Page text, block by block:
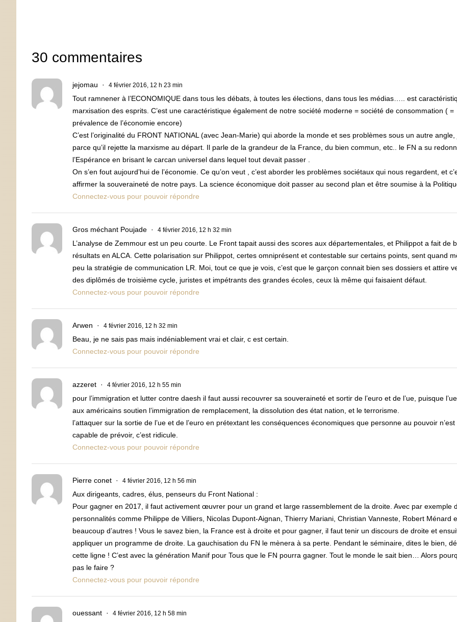
30 commentaires
jejomau 4 février 2016, 12 h 23 min
Tout ramnener à l’ECONOMIQUE dans tous les débats, à toutes les élections, dans tous les médias….. est
marxisation des esprits. C’est une caractéristique également de notre société moderne = société de consommation ( =
prévalence de l’économie encore)
C’est l’originalité du FRONT NATIONAL (avec Jean-Marie) qui aborde la monde et ses problèmes sous un autre
parce qu’il rejette la marxisme au départ. Il parle de la grandeur de la France, du bien commun, etc.. le FN a su
l’Espérance en brisant le carcan universel dans lequel tout devait passer .
On s’en fout aujourd’hui de l’économie. Ce qu’on veut , c’est aborder les problèmes sociétaux qui nous regardent, et
affirmer la souveraineté de notre pays. La science économique doit passer au second plan et être soumise à la
Connectez-vous pour pouvoir répondre
Gros méchant Poujade 4 février 2016, 12 h 32 min
L’analyse de Zemmour est un peu courte. Le Front tapait aussi des scores aux départementales, et Philippot a fait de
résultats en ALCA. Cette polarisation sur Philippot, certes omniprésent et contestable sur certains points, sent quand
peu la stratégie de communication LR. Moi, tout ce que je vois, c’est que le garçon connait bien ses dossiers et attire
des diplômés de troisième cycle, juristes et impétrants des grandes écoles, ceux là même qui faisaient défaut.
Connectez-vous pour pouvoir répondre
Arwen 4 février 2016, 12 h 32 min
Beau, je ne sais pas mais indéniablement vrai et clair, c est certain.
Connectez-vous pour pouvoir répondre
azzeret 4 février 2016, 12 h 55 min
pour l’immigration et lutter contre daesh il faut aussi recouvrer sa souveraineté et sortir de l’euro et de l’ue, puisque
aux américains soutien l’immigration de remplacement, la dissolution des état nation, et le terrorisme.
l’attaquer sur la sortie de l’ue et de l’euro en prétextant les conséquences économiques que personne au pouvoir n’est
capable de prévoir, c’est ridicule.
Connectez-vous pour pouvoir répondre
Pierre conet 4 février 2016, 12 h 56 min
Aux dirigeants, cadres, élus, penseurs du Front National :
Pour gagner en 2017, il faut activement œuvrer pour un grand et large rassemblement de la droite. Avec par exemple
personnalités comme Philippe de Villiers, Nicolas Dupont-Aignan, Thierry Mariani, Christian Vanneste, Robert Ménard
beaucoup d’autres ! Vous le savez bien, la France est à droite et pour gagner, il faut tenir un discours de droite et
appliquer un programme de droite. La gauchisation du FN le mènera à sa perte. Pendant le séminaire, dites le bien,
cette ligne ! C’est avec la génération Manif pour Tous que le FN pourra gagner. Tout le monde le sait bien… Alors
pas le faire ?
Connectez-vous pour pouvoir répondre
ouessant 4 février 2016, 12 h 58 min